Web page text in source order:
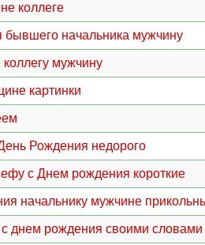
коллеге
начальника мужчину
мужчину
картинки
Рождения недорого
с Днем рождения короткие
начальнику мужчине
днем рождения своими словами